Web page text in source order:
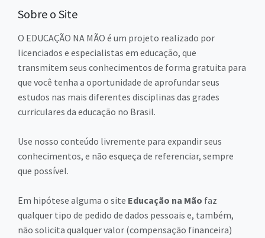
Sobre o Site
O EDUCAÇÃO NA MÃO é um projeto realizado por
licenciados e especialistas em educação, que
transmitem seus conhecimentos de forma gratuita para
que você tenha a oportunidade de aprofundar seus
estudos nas mais diferentes disciplinas das grades
curriculares da educação no Brasil.
Use nosso conteúdo livremente para expandir seus
conhecimentos, e não esqueça de referenciar, sempre
que possível.
Em hipótese alguma o site Educação na Mão faz
qualquer tipo de pedido de dados pessoais e, também,
não solicita qualquer valor (compensação financeira)